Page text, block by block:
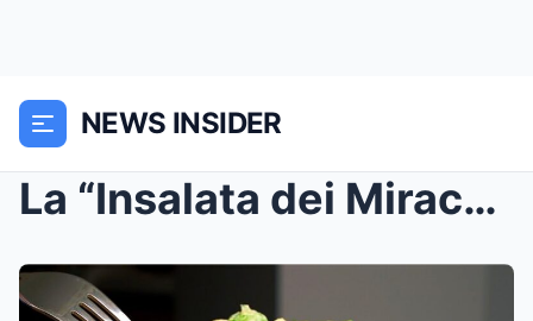
NEWS INSIDER
La “Insalata dei Miracoli”: Come Perde...